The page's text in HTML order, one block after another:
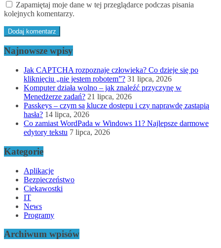
Zapamiętaj moje dane w tej przeglądarce podczas pisania
kolejnych komentarzy.
Najnowsze wpisy
Jak CAPTCHA rozpoznaje człowieka? Co dzieje się po
kliknięciu „nie jestem robotem”? 31 lipca, 2026
Komputer działa wolno – jak znaleźć przyczynę w
Menedżerze zadań? 21 lipca, 2026
Passkeys – czym są klucze dostępu i czy naprawdę zastąpią
hasła? 14 lipca, 2026
Co zamiast WordPada w Windows 11? Najlepsze darmowe
edytory tekstu 7 lipca, 2026
Kategorie
Aplikacje
Bezpieczeństwo
Ciekawostki
IT
News
Programy
Archiwum wpisów